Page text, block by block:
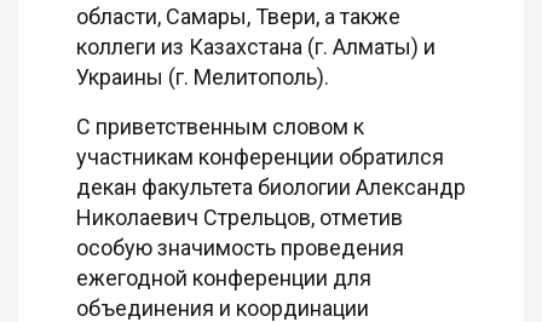
области, Самары, Твери, а также
коллеги из Казахстана (г. Алматы) и
Украины (г. Мелитополь).
С приветственным словом к
участникам конференции обратился
декан факультета биологии Александр
Николаевич Стрельцов, отметив
особую значимость проведения
ежегодной конференции для
объединения и координации